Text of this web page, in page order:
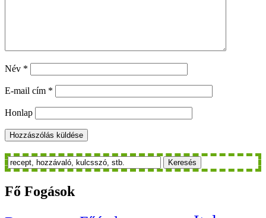
Név *
E-mail cím *
Honlap
Keresés
Fő Fogások